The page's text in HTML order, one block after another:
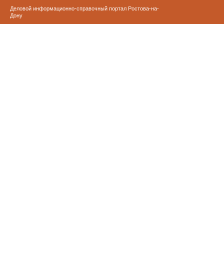
Деловой информационно-справочный портал Ростова-на-
Дону